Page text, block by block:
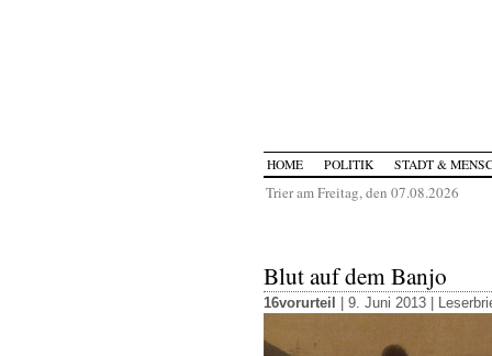
HOME POLITIK STADT &
Trier am Freitag, den 07.08.2026
Blut auf dem Banjo
16vorurteil | 9. Juni 2013 |